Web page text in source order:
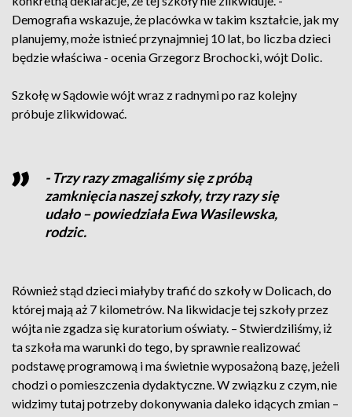
Demografia wskazuje, że placówka w takim kształcie, jak my
planujemy, może istnieć przynajmniej 10 lat, bo liczba dzieci
będzie właściwa - ocenia Grzegorz Brochocki, wójt Dolic.
Szkołę w Sądowie wójt wraz z radnymi po raz kolejny
próbuje zlikwidować.
- Trzy razy zmagaliśmy się z próbą
zamknięcia naszej szkoły, trzy razy się
udało – powiedziała Ewa Wasilewska,
rodzic.
Również stąd dzieci miałyby trafić do szkoły w Dolicach, do
której mają aż 7 kilometrów. Na likwidacje tej szkoły przez
wójta nie zgadza się kuratorium oświaty. – Stwierdziliśmy, iż
ta szkoła ma warunki do tego, by sprawnie realizować
podstawę programową i ma świetnie wyposażoną bazę, jeżeli
chodzi o pomieszczenia dydaktyczne. W związku z czym, nie
widzimy tutaj potrzeby dokonywania daleko idących zmian –